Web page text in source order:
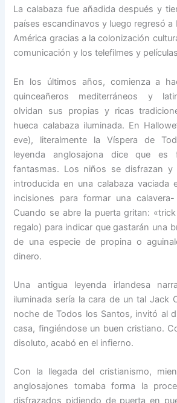
La calabaza fue añadida después y
países escandinavos y luego regresó a
América gracias a la colonización
comunicación y los telefilmes y
En los últimos años, comienza a
quinceañeros mediterráneos y
olvidan sus propias y ricas
hueca calabaza iluminada. En
eve), literalmente la Víspera de
leyenda anglosajona dice que
fantasmas. Los niños se disfrazan
introducida en una calabaza vaciada
incisiones para formar una
Cuando se abre la puerta gritan:
regalo) para indicar que gastarán una
de una especie de propina o
dinero.
Una antigua leyenda irlandesa
iluminada sería la cara de un tal Jack
noche de Todos los Santos, invitó al
casa, fingiéndose un buen cristiano.
disoluto, acabó en el infierno.
Con la llegada del cristianismo,
anglosajones tomaba forma la
disfrazados pidiendo de puerta en